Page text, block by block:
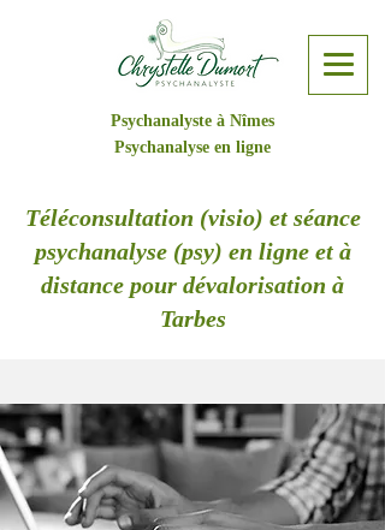
Psychanalyste à Nîmes
Psychanalyse en ligne
Téléconsultation (visio) et séance
psychanalyse (psy) en ligne et à
distance pour dévalorisation à
Tarbes